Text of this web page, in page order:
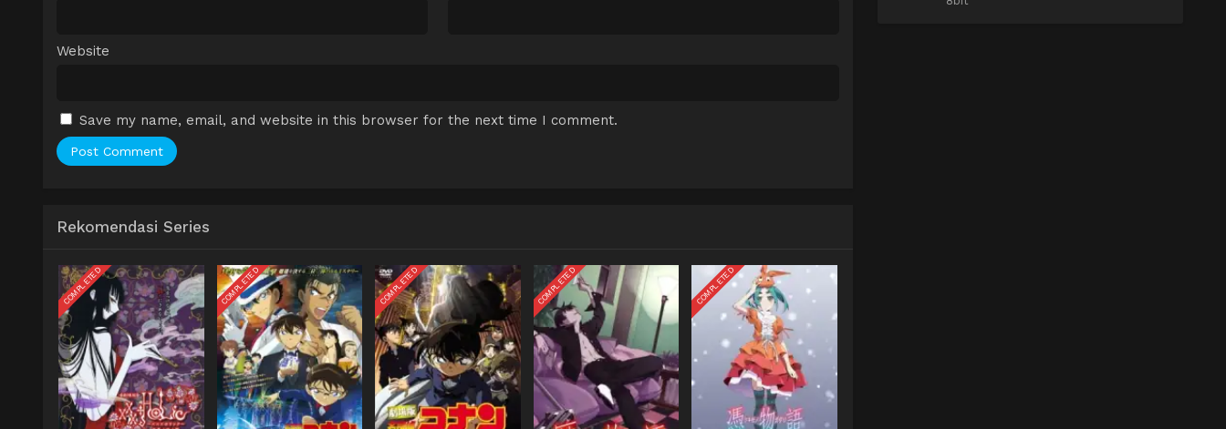
Website
Save my name, email, and website in this browser for the next time I comment.
Rekomendasi Series
COMPLETED COMPLETED COMPLETED COMPLETED COMPLETED